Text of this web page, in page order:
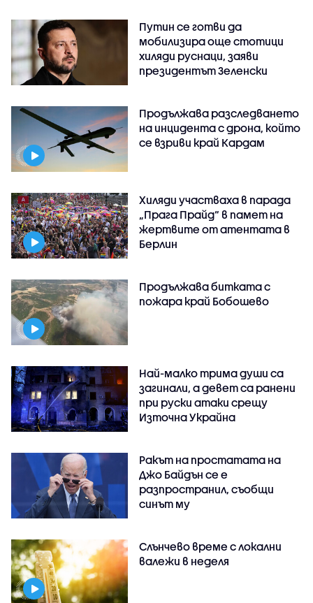
Путин се готви да
мобилизира още стотици
хиляди руснаци, заяви
президентът Зеленски
Продължава разследването
на инцидента с дрона, който
се взриви край Кардам
Хиляди участваха в парада
„Прага Прайд“ в памет на
жертвите от атентата в
Берлин
Продължава битката с
пожара край Бобошево
Най-малко трима души са
загинали, а девет са ранени
при руски атаки срещу
Източна Украйна
Ракът на простатата на
Джо Байдън се е
разпространил, съобщи
синът му
Слънчево време с локални
валежи в неделя